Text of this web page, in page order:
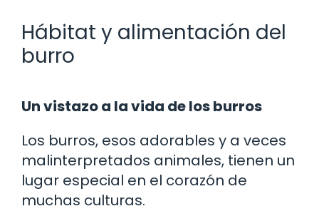
Hábitat y alimentación del
burro
Un vistazo a la vida de los burros
Los burros, esos adorables y a veces
malinterpretados animales, tienen un
lugar especial en el corazón de
muchas culturas.